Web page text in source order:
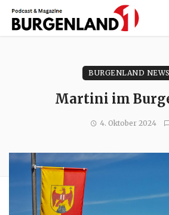
BURGENLAND NEWS
Martini im
4. Oktober 2024